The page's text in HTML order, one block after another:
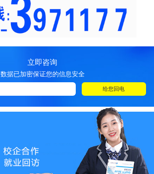
立即咨询
数据已加密保证您的信息安全